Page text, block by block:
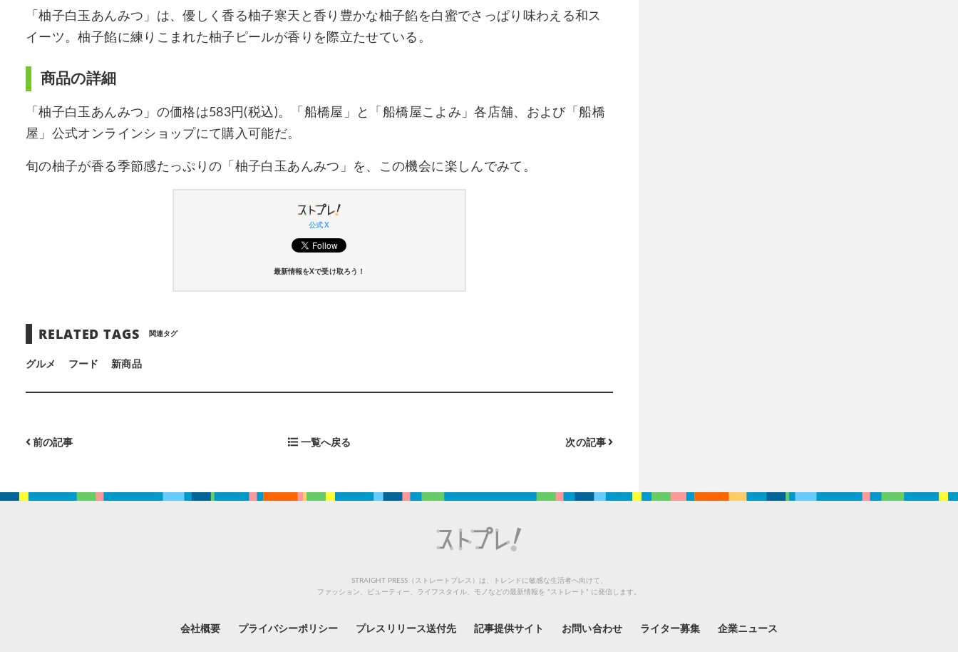
「柚子白玉あんみつ」は、優しく香る柚子寒天と香り豊かな柚子餡を白蜜でさっぱり味わえる和ス
イーツ。柚子餡に練りこまれた柚子ピールが香りを際立たせている。
商品の詳細
「柚子白玉あんみつ」の価格は583円(税込)。「船橋屋」と「船橋屋こよみ」各店舗、および「船橋
屋」公式オンラインショップにて購入可能だ。
旬の柚子が香る季節感たっぷりの「柚子白玉あんみつ」を、この機会に楽しんでみて。
公式 X
最新情報をXで受け取ろう！
RELATED TAGS 関連タグ
グルメ フード 新商品
前の記事 一覧へ戻る 次の記事
STRAIGHT PRESS（ストレートプレス）は、トレンドに敏感な生活者へ向けて、
ファッション、ビューティー、ライフスタイル、モノなどの最新情報を “ストレート” に発信します。
会社概要 プライバシーポリシー プレスリリース送付先 記事提供サイト お問い合わせ ライター募集 企業ニュース